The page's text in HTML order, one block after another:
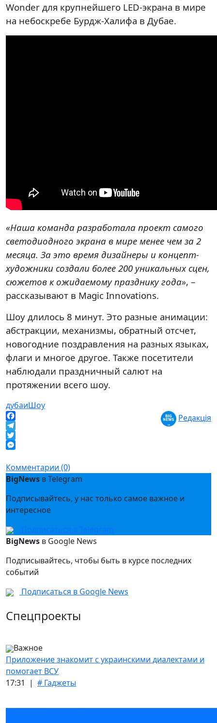
Wonder для крупнейшего LED-экрана в мире
на небоскребе Бурдж-Халифа в Дубае.
«Наша команда разработала проект самого
светодиодного экрана в мире менее чем за 2
месяца. За это время дизайнеры и концепт-
художники создали более 200 уникальных сцен,
сюжетов к ожидаемому празднику года», –
рассказывают в Magic Innovations.
Шоу длилось 8 минут. Это разные анимации:
абстракции, механизмы, обратный отсчет,
новогодние поздравления на разных языках,
флаги и многое другое. Также посетители
наблюдали праздничный салют на
протяжении всего шоу.
дубаиШоу
Facebook
Telegram
Twitter
Редакція
Комментарии (0)
BigNews в Telegram
Подписывайтесь, у нас только самое важное и
интересное
Подписаться в Telegram
BigNews в Google News
Подписывайтесь, чтобы быть в курсе последних
событий
Подписаться в Google News
Спецпроекты
Важное
Приложение знакомит с украинскими диалектами и
помогает ВСУ
17:31 | # Гаджеты